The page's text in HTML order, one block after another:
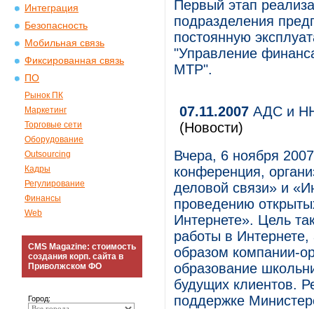
Интеграция
Безопасность
Мобильная связь
Фиксированная связь
ПО
Рынок ПК
Маркетинг
Торговые сети
Оборудование
Outsourcing
Кадры
Регулирование
Финансы
Web
CMS Magazine: стоимость
создания корп. сайта в
Приволжском ФО
Город:
Первый этап
подразделения
постоянную
"Управление
МТР".
07.11.2007 АДС и
(Новости)
Вчера, 6 ноября
конференция,
деловой связи» и
проведению
Интернете». Цель
работы в Интернете,
образом компании-
образование
будущих клиентов.
поддержке